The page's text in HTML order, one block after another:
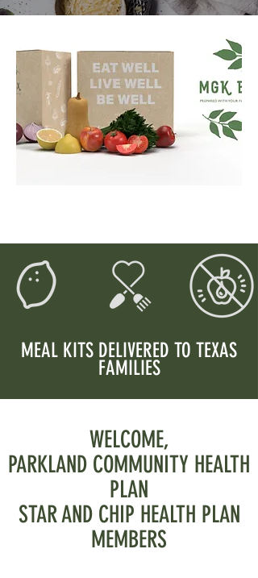
MEAL KITS DELIVERED TO TEXAS
FAMILIES
WELCOME,
PARKLAND COMMUNITY HEALTH
PLAN
STAR AND CHIP HEALTH PLAN
MEMBERS